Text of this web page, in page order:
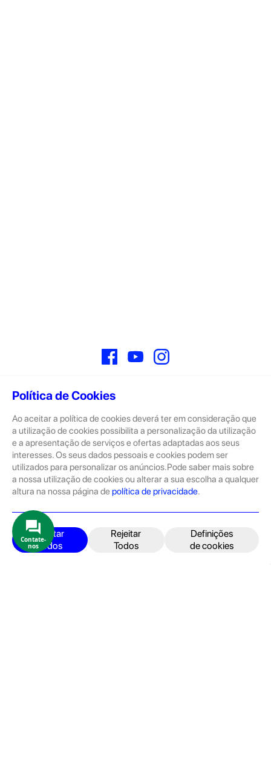
Política de Cookies
Ao aceitar a política de cookies deverá ter em consideração que
a utilização de cookies possibilita a personalização da utilização
e a apresentação de serviços e ofertas adaptadas aos seus
interesses. Os seus dados pessoais e cookies podem ser
utilizados para personalizar os anúncios.Pode saber mais sobre
a nossa utilização de cookies ou alterar a sua escolha a qualquer
altura na nossa página de política de privacidade.
Aceitar
Todos
Rejeitar
Todos
Definições
de cookies
FacebookYouTube
Sobre
A GeekStore é a tua loja de produtos seminovos e novos Apple.
Tratam-se de dispositivos com pouco uso, exposição de loja ou
Novos.
Os seminovos são sempre sujeitos a uma inspeção rigorosa
pelas equipas técnicas que connosco trabalham.
Produtos e Serviços
iPhone
iPad
Contate-
nos